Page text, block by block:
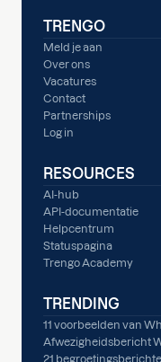
TRENGO
Meld je aan
Over ons
Vacatures
Contact
Partnerships
Log in
RESOURCES
AI-hub
API-documentatie
Helpcentrum
Statuspagina
Trengo Academy
TRENDING
11 voorbeelden van
Afwezigheidsbericht
21